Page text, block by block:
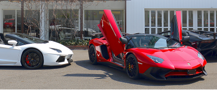
自社工場 サービス案内
Official Blog
公式ブログ
Company info.
会社案内